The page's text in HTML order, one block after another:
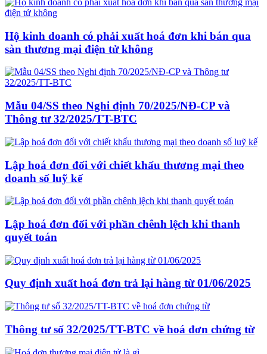
Hộ kinh doanh có phải xuất hoá đơn khi bán qua
sàn thương mại điện tử không
Mẫu 04/SS theo Nghi định 70/2025/NĐ-CP và
Thông tư 32/2025/TT-BTC
Lập hoá đơn đối với chiết khấu thương mại theo
doanh số luỹ kế
Lập hoá đơn đối với phần chênh lệch khi thanh
quyết toán
Quy định xuất hoá đơn trả lại hàng từ 01/06/2025
Thông tư số 32/2025/TT-BTC về hoá đơn chứng từ